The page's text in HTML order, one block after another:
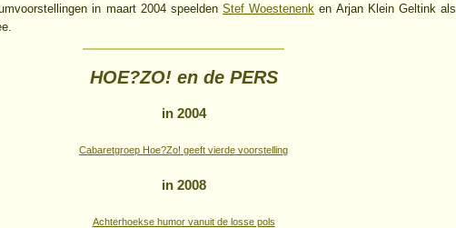
in maart 2004 speeldenStef Woestenenk en Arjan Klein Geltink als
HOE?ZO! en de PERS
in 2004
Cabaretgroep Hoe?Zo! geeft vierde voorstelling
in 2008
Achterhoekse humor vanuit de losse pols